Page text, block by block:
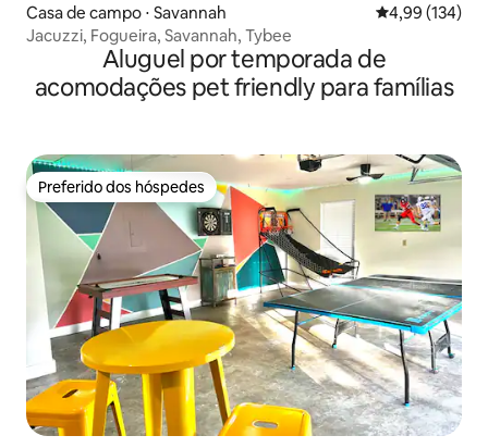
Casa de campo ⋅ Savannah 4,99 de uma
4,99 (134)
Jacuzzi, Fogueira, Savannah, Tybee
Aluguel por temporada de
acomodações pet friendly para famílias
Preferido dos hóspedes
Preferido dos hóspedes